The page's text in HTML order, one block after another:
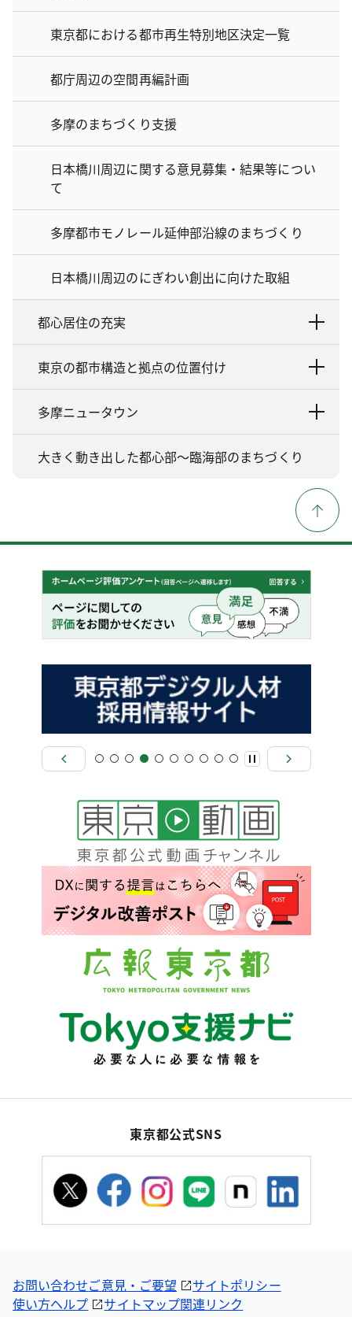
東京都における都市再生特別地区決定一覧
都庁周辺の空間再編計画
多摩のまちづくり支援
日本橋川周辺に関する意見募集・結果等につい
て
多摩都市モノレール延伸部沿線のまちづくり
日本橋川周辺のにぎわい創出に向けた取組
都心居住の充実
東京の都市構造と拠点の位置付け
多摩ニュータウン
大きく動き出した都心部〜臨海部のまちづくり
東京都公式SNS
お問い合わせご意見・ご要望
サイトポリシー
使い方ヘルプ
サイトマップ関連リンク